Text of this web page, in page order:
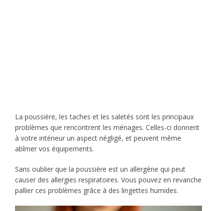
La poussière, les taches et les saletés sont les principaux
problèmes que rencontrent les ménages. Celles-ci donnent
à votre intérieur un aspect négligé, et peuvent même
abîmer vos équipements.
Sans oublier que la poussière est un allergène qui peut
causer des allergies respiratoires. Vous pouvez en revanche
pallier ces problèmes grâce à des lingettes humides.